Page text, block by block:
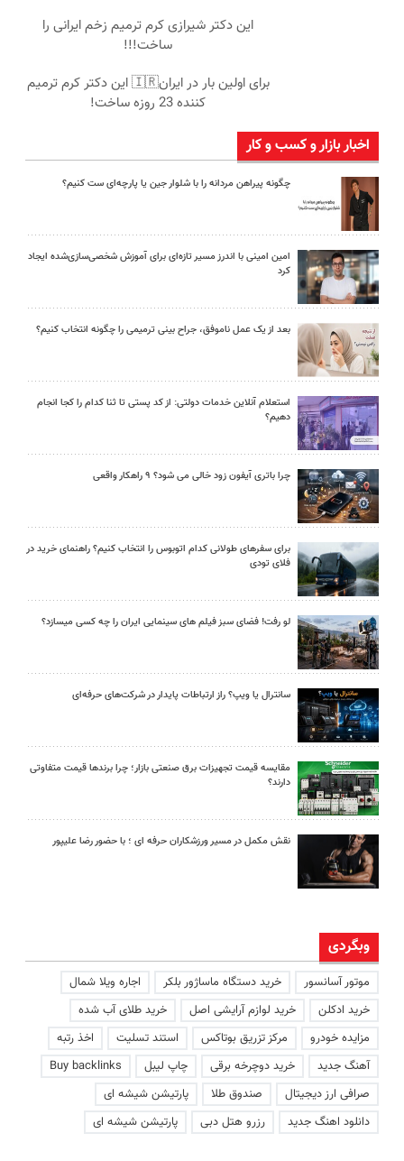
این دکتر شیرازی کرم ترمیم زخم ایرانی را
ساخت!!!
برای اولین بار در ایران🇮🇷 این دکتر کرم ترمیم
کننده 23 روزه ساخت!
اخبار بازار و کسب و کار
چگونه پیراهن مردانه را با شلوار جین یا پارچه‌ای ست کنیم؟
امین امینی با اندرز مسیر تازه‌ای برای آموزش شخصی‌سازی‌شده ایجاد
کرد
بعد از یک عمل ناموفق، جراح بینی ترمیمی را چگونه انتخاب کنیم؟
استعلام آنلاین خدمات دولتی: از کد پستی تا ثنا کدام را کجا انجام
دهیم؟
چرا باتری آیفون زود خالی می شود؟ ۹ راهکار واقعی
برای سفرهای طولانی کدام اتوبوس را انتخاب کنیم؟ راهنمای خرید در
فلای تودی
لو رفت! فضای سبز فیلم های سینمایی ایران را چه کسی میسازد؟
سانترال یا ویپ؟ راز ارتباطات پایدار در شرکت‌های حرفه‌ای
مقایسه قیمت تجهیزات برق صنعتی بازار؛ چرا برندها قیمت متفاوتی
دارند؟
نقش مکمل در مسیر ورزشکاران حرفه ای ؛ با حضور رضا علیپور
وبگردی
موتور آسانسور خرید دستگاه ماساژور بلکر
اجاره ویلا شمال
خرید ادکلن
خرید لوازم آرایشی اصل
خرید طلای آب شده
مزایده خودرو
مرکز تزریق بوتاکس استند تسلیت
اخذ رتبه
آهنگ جدید
خرید دوچرخه برقی چاپ لیبل
Buy backlinks
صرافی ارز دیجیتال
صندوق طلا
پارتیشن شیشه ای
دانلود اهنگ جدید
رزرو هتل دبی پارتیشن شیشه ای